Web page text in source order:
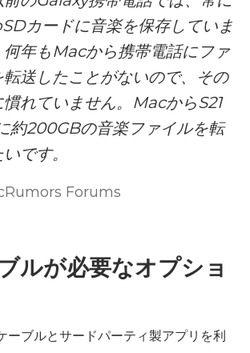
カードに音楽を保存していま
何年もMacから携帯電話にファ
転送したことがないので、その
慣れていません。MacからS21
約200GBの音楽ファイルを転
です。
Forums
ルが必要なオプショ
ーブルとサードパーティ製アプリを利